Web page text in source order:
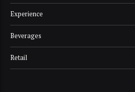
Experience
Beverages
Retail